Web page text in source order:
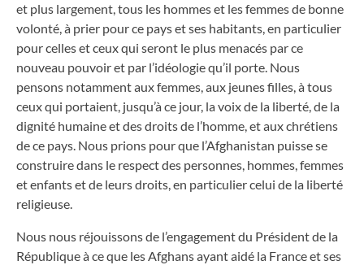
et plus largement, tous les hommes et les femmes de bonne
volonté, à prier pour ce pays et ses habitants, en particulier
pour celles et ceux qui seront le plus menacés par ce
nouveau pouvoir et par l’idéologie qu’il porte. Nous
pensons notamment aux femmes, aux jeunes filles, à tous
ceux qui portaient, jusqu’à ce jour, la voix de la liberté, de la
dignité humaine et des droits de l’homme, et aux chrétiens
de ce pays. Nous prions pour que l’Afghanistan puisse se
construire dans le respect des personnes, hommes, femmes
et enfants et de leurs droits, en particulier celui de la liberté
religieuse.
Nous nous réjouissons de l’engagement du Président de la
République à ce que les Afghans ayant aidé la France et ses